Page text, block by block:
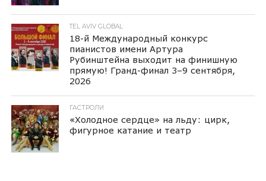
TEL AVIV GLOBAL
18-й Международный конкурс
пианистов имени Артура
Рубинштейна выходит на финишную
прямую! Гранд-финал 3–9 сентября,
2026
ГАСТРОЛИ
«Холодное сердце» на льду: цирк,
фигурное катание и театр